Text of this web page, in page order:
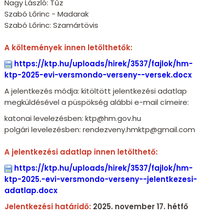
Nagy László: Tűz
Szabó Lőrinc - Madarak
Szabó Lőrinc: Szamártövis
A költemények innen letölthetők:
https://ktp.hu/uploads/hirek/3537/fajlok/hm-
ktp-2025-evi-versmondo-verseny--versek.docx
A jelentkezés módja: kitöltött jelentkezési adatlap
megküldésével a püspökség alábbi e-mail címeire:
katonai levelezésben: ktp@hm.gov.hu
polgári levelezésben: rendezveny.hmktp@gmail.com
A jelentkezési adatlap innen letölthető:
https://ktp.hu/uploads/hirek/3537/fajlok/hm-
ktp-2025.-evi-versmondo-verseny--jelentkezesi-
adatlap.docx
Jelentkezési határidő: 2025. november 17. hétfő